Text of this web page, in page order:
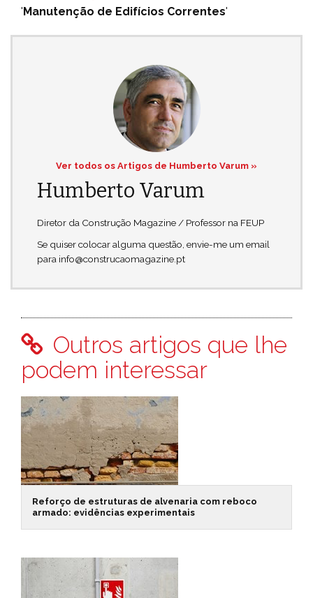
'Manutenção de Edifícios Correntes'
Ver todos os Artigos de Humberto Varum »
Humberto Varum
Diretor da Construção Magazine / Professor na FEUP
Se quiser colocar alguma questão, envie-me um email
para info@construcaomagazine.pt
Outros artigos que lhe
podem interessar
Reforço de estruturas de alvenaria com reboco
armado: evidências experimentais